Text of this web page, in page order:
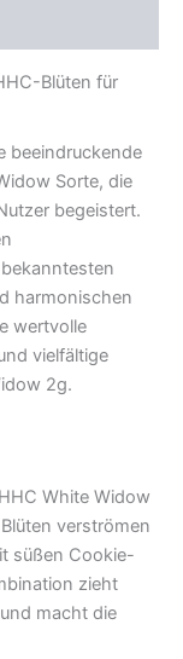
Blüten für
beeindruckende
Sorte, die
begeistert.
harmonischen
wertvolle
vielfältige
2g.
White Widow
verströmen
süßen Cookie-
zieht
macht die